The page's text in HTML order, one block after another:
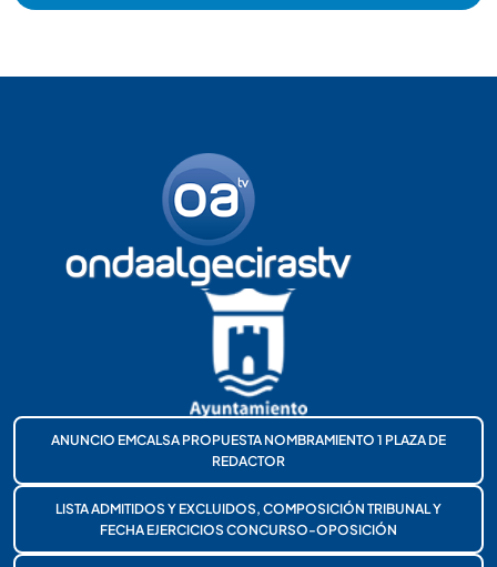
ANUNCIO EMCALSA PROPUESTA NOMBRAMIENTO 1 PLAZA DE
REDACTOR
LISTA ADMITIDOS Y EXCLUIDOS, COMPOSICIÓN TRIBUNAL Y
FECHA EJERCICIOS CONCURSO-OPOSICIÓN